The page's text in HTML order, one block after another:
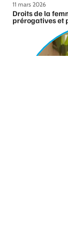
11 mars 2026
Droits de la
prérogatives et